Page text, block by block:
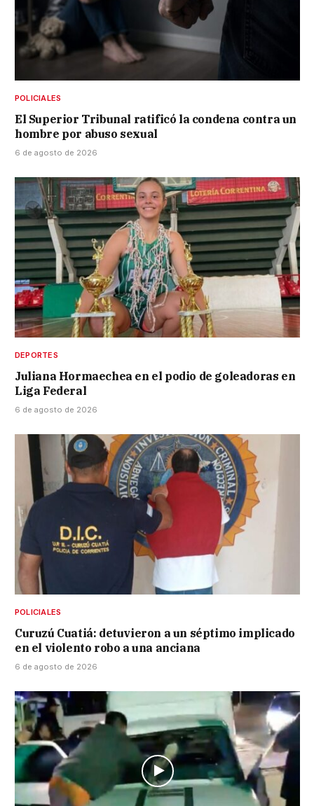
POLICIALES
El Superior Tribunal ratificó la condena contra un
hombre por abuso sexual
6 de agosto de 2026
DEPORTES
Juliana Hormaechea en el podio de goleadoras en
Liga Federal
6 de agosto de 2026
POLICIALES
Curuzú Cuatiá: detuvieron a un séptimo implicado
en el violento robo a una anciana
6 de agosto de 2026